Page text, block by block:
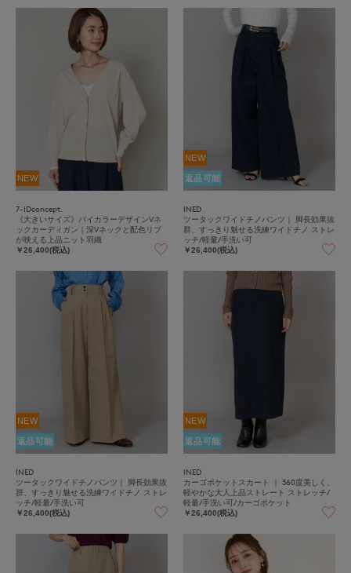
NEW
7-IDconcept.
《大きいサイズ》バイカラーデザインVネ
ックカーディガン｜深Vネックと配色リブ
が映える上品ニット羽織
￥26,400(税込)
NEW
返品可能
INED
ツータックワイドチノパンツ｜ 脚長効果抜
群、すっきり魅せる洗練ワイドチノ ストレ
ッチ/軽量/手洗い可
￥26,400(税込)
NEW
返品可能
INED
ツータックワイドチノパンツ｜ 脚長効果抜
群、すっきり魅せる洗練ワイドチノ ストレ
ッチ/軽量/手洗い可
￥26,400(税込)
NEW
返品可能
INED
カーゴポケットスカート ｜ 360度美しく、
軽やかな大人上品ストレート ストレッチ/
軽量/手洗い可/カーゴポケット
￥26,400(税込)